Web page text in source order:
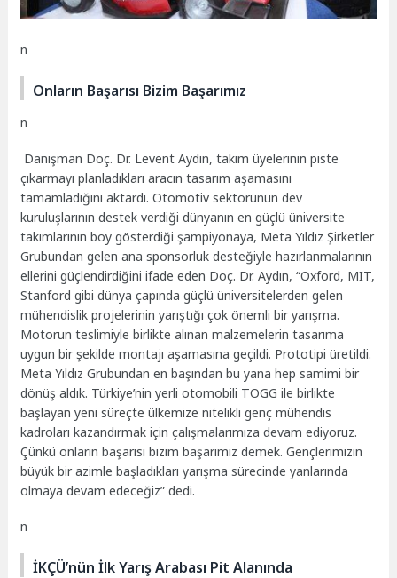
n
Onların Başarısı Bizim Başarımız
n
Danışman Doç. Dr. Levent Aydın, takım üyelerinin piste
çıkarmayı planladıkları aracın tasarım aşamasını
tamamladığını aktardı. Otomotiv sektörünün dev
kuruluşlarının destek verdiği dünyanın en güçlü üniversite
takımlarının boy gösterdiği şampiyonaya, Meta Yıldız Şirketler
Grubundan gelen ana sponsorluk desteğiyle hazırlanmalarının
ellerini güçlendirdiğini ifade eden Doç. Dr. Aydın, “Oxford, MIT,
Stanford gibi dünya çapında güçlü üniversitelerden gelen
mühendislik projelerinin yarıştığı çok önemli bir yarışma.
Motorun teslimiyle birlikte alınan malzemelerin tasarıma
uygun bir şekilde montajı aşamasına geçildi. Prototipi üretildi.
Meta Yıldız Grubundan en başından bu yana hep samimi bir
dönüş aldık. Türkiye’nin yerli otomobili TOGG ile birlikte
başlayan yeni süreçte ülkemize nitelikli genç mühendis
kadroları kazandırmak için çalışmalarımıza devam ediyoruz.
Çünkü onların başarısı bizim başarımız demek. Gençlerimizin
büyük bir azimle başladıkları yarışma sürecinde yanlarında
olmaya devam edeceğiz” dedi.
n
İKÇÜ’nün İlk Yarış Arabası Pit Alanında